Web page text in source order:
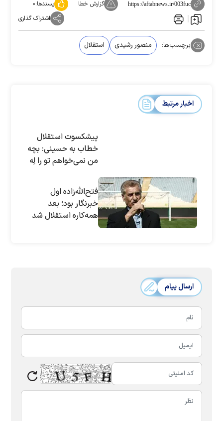
https://aftabnews.ir/003fuc گزارش خطا پسندها:۰
اشتراک گذاری
برچسب‌ها: منصور رشیدی استقلال
اخبار مرتبط
پیشکسوت استقلال
خطاب به حسینی: بچه
من نمی‌‎خواهم تو را لِه
فتح‌الله‌زاده اول
خبرنگار بود؛ بعد
همه‌کاره استقلال شد
ارسال پیام